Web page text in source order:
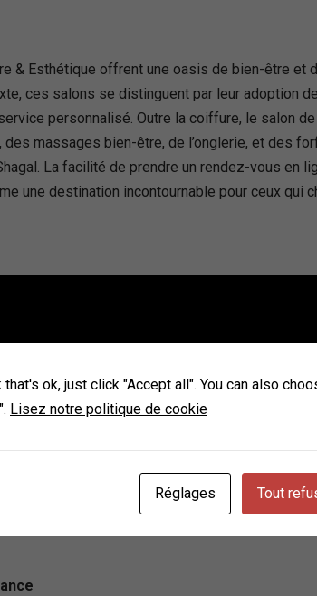
Esthétique offrent une oasis de bien-être et
ces salons se distinguent par leur adoption
personnalisé. Outre la coiffure, le salon
massages bien-être, de l’onglerie, et des
La facilité de prendre un rendez-vous en
une destination incontournable pour ceux qui
envers l’excellence dans le domaine
et des moments à travers des visuels
centrées sur la créativité, l’intégrité et
Nicolas offre une gamme de services
de ses concurrents par une approche
excellence visuelle inégalée et d’une
ok, just click "Accept all". You can also
Lisez notre politique de cookie
Réglages Tout